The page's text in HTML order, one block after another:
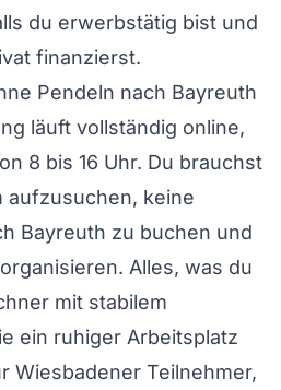
du erwerbstätig bist und
finanzierst.
Pendeln nach Bayreuth
läuft vollständig online,
8 bis 16 Uhr. Du brauchst
aufzusuchen, keine
Bayreuth zu buchen und
Alles, was du
mit stabilem
ein ruhiger Arbeitsplatz
Wiesbadener Teilnehmer,